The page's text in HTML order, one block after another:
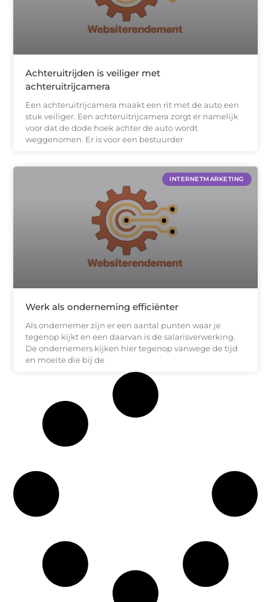
Achteruitrijden is veiliger met
achteruitrijcamera
Een achteruitrijcamera maakt een rit met de auto een
stuk veiliger. Een achteruitrijcamera zorgt er namelijk
voor dat de dode hoek achter de auto wordt
weggenomen. Er is voor een bestuurder
INTERNETMARKETING
Werk als onderneming efficiënter
Als ondernemer zijn er een aantal punten waar je
tegenop kijkt en een daarvan is de salarisverwerking.
De ondernemers kijken hier tegenop vanwege de tijd
en moeite die bij de